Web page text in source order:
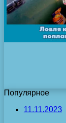
Популярное
11.11.2023